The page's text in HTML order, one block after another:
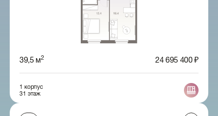
39,5 м2 24 695 400 ₽
1 корпус
31 этаж